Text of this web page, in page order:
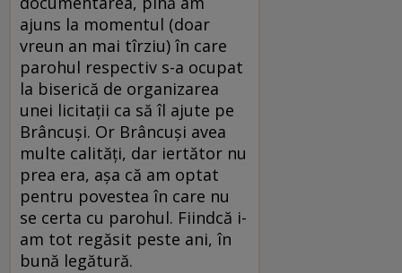
ajuns la momentul (doar
vreun an mai tîrziu) în care
parohul respectiv s-a ocupat
la biserică de organizarea
unei licitații ca să îl ajute pe
Brâncuși. Or Brâncuși avea
multe calități, dar iertător nu
prea era, așa că am optat
pentru povestea în care nu
se certa cu parohul. Fiindcă i-
am tot regăsit peste ani, în
bună legătură.